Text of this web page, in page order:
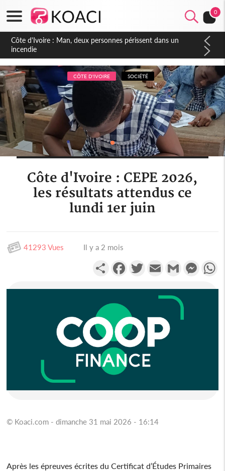
0
Côte d'Ivoire : Séileu, la célébration de la fête nationale
transformée en vaste campagne contre les produits
dépigmentants dangereux
CÔTE D'IVOIRE SOCIÉTÉ
Côte d'Ivoire : CEPE 2026,
les résultats attendus ce
lundi 1er juin
41293 Vues Il y a 2 mois
PartagerFacebookTwitterEmail Gmail
© Koaci.com - dimanche 31 mai 2026 - 16:14
Après les épreuves écrites du Certificat d’Études Primaires